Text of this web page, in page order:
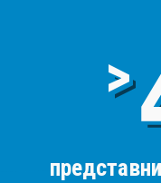
>